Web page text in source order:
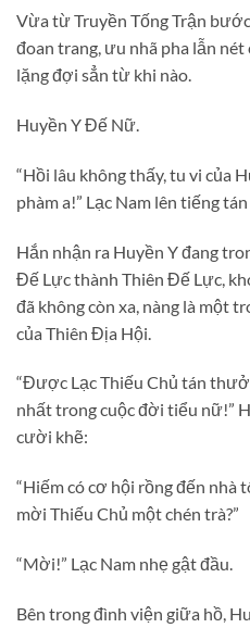
Vừa từ Truyền Tống Trận
đoan trang, ưu nhã pha lẫn
lặng đợi sẳn từ khi nào.
Huyền Y Đế Nữ.
“Hồi lâu không thấy, tu vi của
phàm a!” Lạc Nam lên tiếng
Hắn nhận ra Huyền Y đang
Đế Lực thành Thiên Đế Lực,
đã không còn xa, nàng là một
của Thiên Địa Hội.
“Được Lạc Thiếu Chủ tán
nhất trong cuộc đời tiểu nữ!”
cười khẽ:
“Hiếm có cơ hội rồng đến nhà
mời Thiếu Chủ một chén trà?”
“Mời!” Lạc Nam nhẹ gật đầu.
Bên trong đình viện giữa hồ,